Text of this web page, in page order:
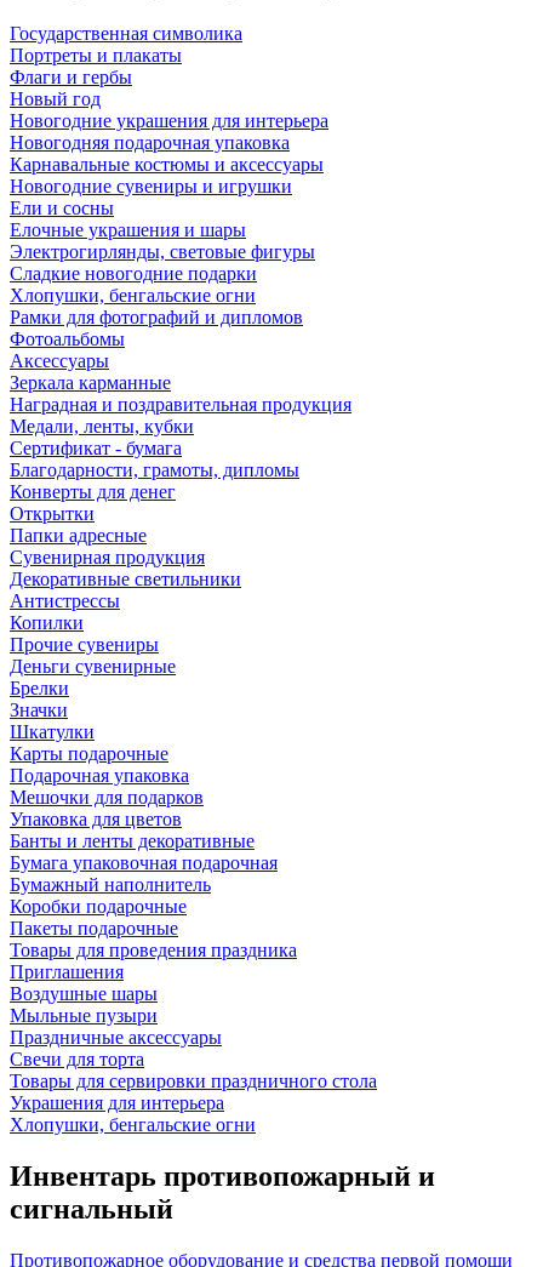
Государственная символика
Портреты и плакаты
Флаги и гербы
Новый год
Новогодние украшения для интерьера
Новогодняя подарочная упаковка
Карнавальные костюмы и аксессуары
Новогодние сувениры и игрушки
Ели и сосны
Елочные украшения и шары
Электрогирлянды, световые фигуры
Сладкие новогодние подарки
Хлопушки, бенгальские огни
Рамки для фотографий и дипломов
Фотоальбомы
Аксессуары
Зеркала карманные
Наградная и поздравительная продукция
Медали, ленты, кубки
Сертификат - бумага
Благодарности, грамоты, дипломы
Конверты для денег
Открытки
Папки адресные
Сувенирная продукция
Декоративные светильники
Антистрессы
Копилки
Прочие сувениры
Деньги сувенирные
Брелки
Значки
Шкатулки
Карты подарочные
Подарочная упаковка
Мешочки для подарков
Упаковка для цветов
Банты и ленты декоративные
Бумага упаковочная подарочная
Бумажный наполнитель
Коробки подарочные
Пакеты подарочные
Товары для проведения праздника
Приглашения
Воздушные шары
Мыльные пузыри
Праздничные аксессуары
Свечи для торта
Товары для сервировки праздничного стола
Украшения для интерьера
Хлопушки, бенгальские огни
Инвентарь противопожарный и
сигнальный
Противопожарное оборудование и средства первой помощи